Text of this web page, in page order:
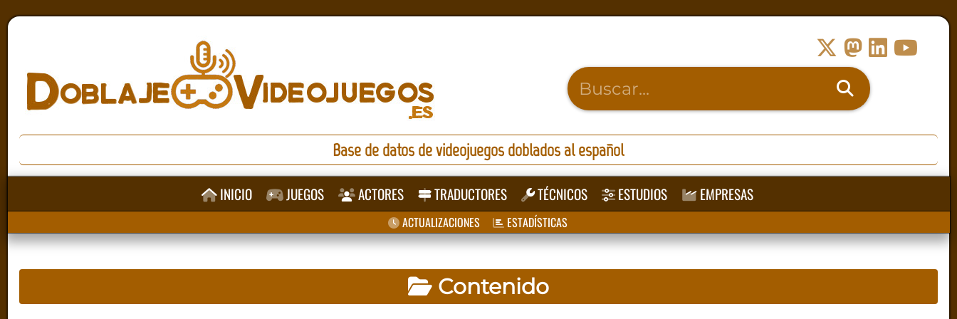
Base de datos de videojuegos doblados al español
INICIO JUEGOS ACTORES TRADUCTORES TÉCNICOS ESTUDIOS EMPRESAS
ACTUALIZACIONES ESTADÍSTICAS
Contenido